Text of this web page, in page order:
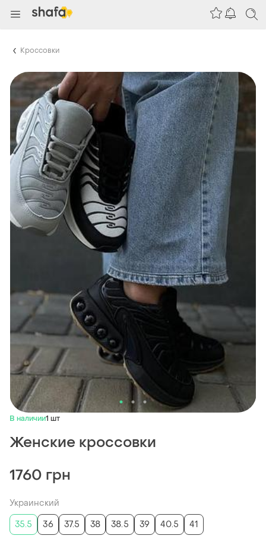
Кроссовки
В наличии1 шт
Женские кроссовки
1760 грн
Украинский
35.5
36 37.5 38 38.5 39 40.5 41